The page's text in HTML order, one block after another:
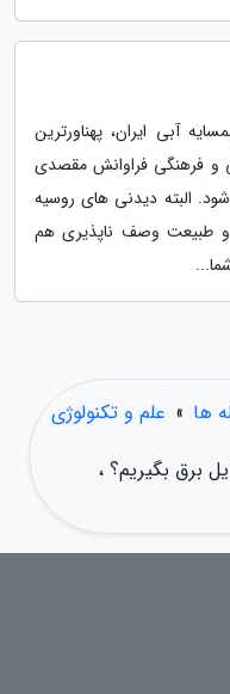
آبی ایران، پهناورترین
و فرهنگی فراوانش مقصدی
البته دیدنی های روسیه
طبیعت وصف ناپذیری هم
ها » علم و تکنولوژی
برق بگیریم؟ ،